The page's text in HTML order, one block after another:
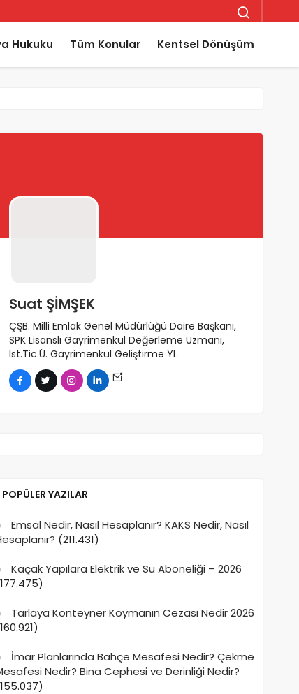
Hukuku Tüm Konular Kentsel Dönüşüm
Suat ŞİMŞEK
ÇŞB. Milli Emlak Genel Müdürlüğü Daire Başkanı,
SPK Lisanslı Gayrimenkul Değerleme Uzmanı,
Ist.Tic.Ü. Gayrimenkul Geliştirme YL
POPÜLER YAZILAR
Emsal Nedir, Nasıl Hesaplanır? KAKS Nedir, Nasıl
(211.431)
Kaçak Yapılara Elektrik ve Su Aboneliği – 2026
Tarlaya Konteyner Koymanın Cezası Nedir 2026
İmar Planlarında Bahçe Mesafesi Nedir? Çekme
Nedir? Bina Cephesi ve Derinliği Nedir?